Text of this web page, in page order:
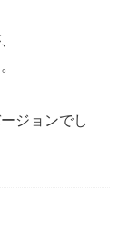
ジョンでし